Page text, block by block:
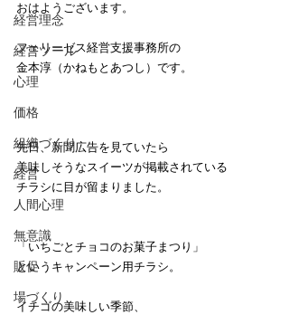
経営理念
経営ツール
心理
価格
組織づくり
経営
人間心理
無意識
販促
場づくり
おはようございます。
フェリーゼス経営支援事務所の
金本淳（かねもとあつし）です。
先日、新聞広告を見ていたら
美味しそうなスイーツが掲載されている
チラシに目が留まりました。
「いちごとチョコのお菓子まつり」
というキャンペーン用チラシ。
イチゴの美味しい季節、